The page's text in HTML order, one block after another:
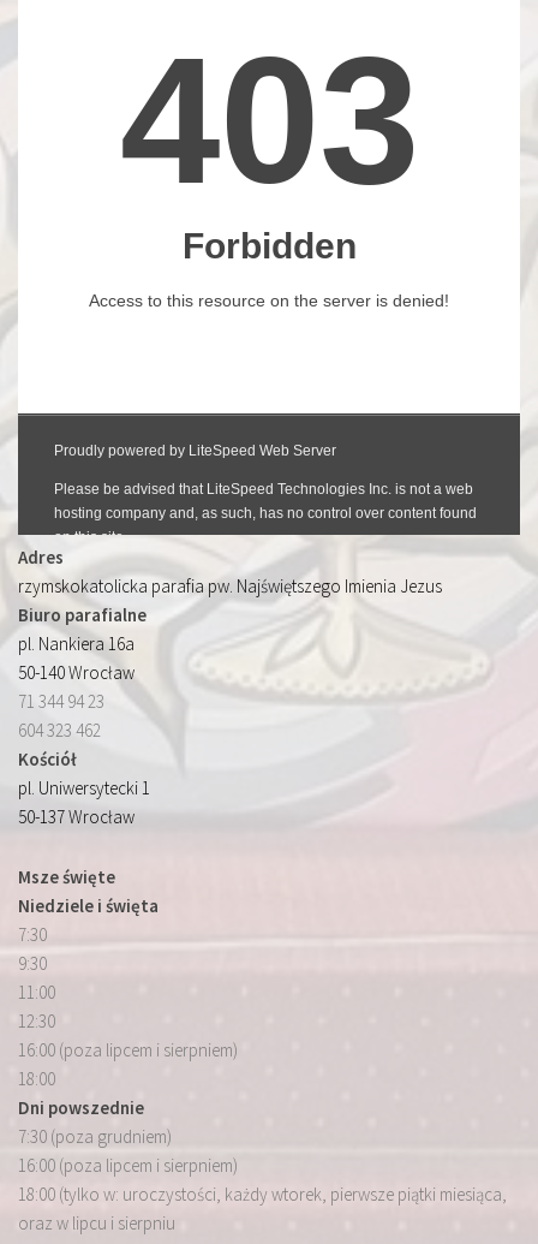
Adres
rzymskokatolicka parafia pw. Najświętszego Imienia Jezus
Biuro parafialne
pl. Nankiera 16a
50-140 Wrocław
71 344 94 23
604 323 462
Kościół
pl. Uniwersytecki 1
50-137 Wrocław
Msze święte
Niedziele i święta
7:30
9:30
11:00
12:30
16:00 (poza lipcem i sierpniem)
18:00
Dni powszednie
7:30 (poza grudniem)
16:00 (poza lipcem i sierpniem)
18:00 (tylko w: uroczystości, każdy wtorek, pierwsze piątki miesiąca,
oraz w lipcu i sierpniu